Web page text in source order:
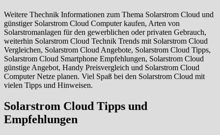
Weitere Thechnik Informationen zum Thema Solarstrom Cloud und
günstiger Solarstrom Cloud Computer kaufen, Arten von
Solarstromanlagen für den gewerblichen oder privaten Gebrauch,
weiterhin Solarstrom Cloud Technik Trends mit Solarstrom Cloud
Vergleichen, Solarstrom Cloud Angebote, Solarstrom Cloud Tipps,
Solarstrom Cloud Smartphone Empfehlungen, Solarstrom Cloud
günstige Angebot, Handy Preisvergleich und Solarstrom Cloud
Computer Netze planen. Viel Spaß bei den Solarstrom Cloud mit
vielen Tipps und Hinweisen.
Solarstrom Cloud Tipps und
Empfehlungen